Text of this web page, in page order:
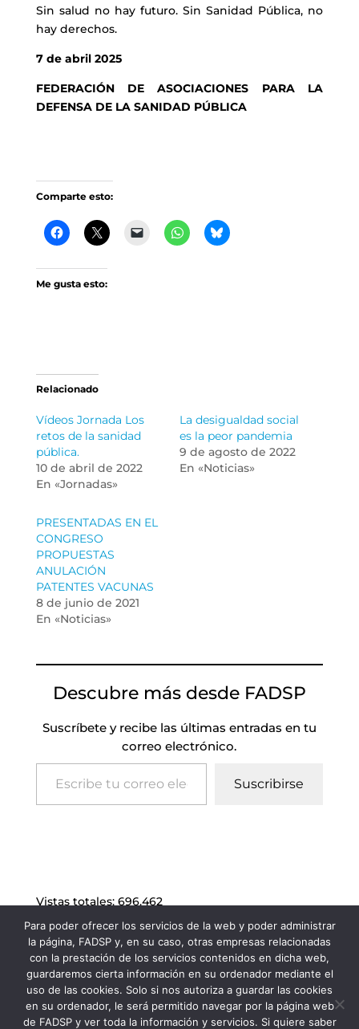
Sin salud no hay futuro. Sin Sanidad Pública, no
hay derechos.
7 de abril 2025
FEDERACIÓN DE ASOCIACIONES PARA LA
DEFENSA DE LA SANIDAD PÚBLICA
Comparte esto:
Me gusta esto:
Relacionado
Vídeos Jornada Los
retos de la sanidad
pública.
10 de abril de 2022
En «Jornadas»
La desigualdad social
es la peor pandemia
9 de agosto de 2022
En «Noticias»
PRESENTADAS EN EL
CONGRESO
PROPUESTAS
ANULACIÓN
PATENTES VACUNAS
8 de junio de 2021
En «Noticias»
Descubre más desde FADSP
Suscríbete y recibe las últimas entradas en tu
correo electrónico.
Escribe tu correo electrónico…
Suscribirse
Vistas totales: 696.462
Para poder ofrecer los servicios de la web y poder administrar
la página, FADSP y, en su caso, otras empresas relacionadas
con la prestación de los servicios contenidos en dicha web,
guardaremos cierta información en su ordenador mediante el
uso de las cookies. Solo si nos autoriza a guardar las cookies
en su ordenador, le será permitido navegar por la página web
de FADSP y ver toda la información y servicios. Si quiere saber